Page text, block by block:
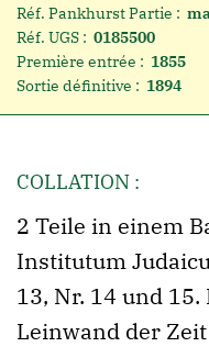
Réf. Pankhurst Partie :
Réf. UGS : 0185500
Première entrée : 1855
Sortie définitive : 1894
COLLATION :
2 Teile in einem
Institutum
13, Nr. 14 und
Leinwand der